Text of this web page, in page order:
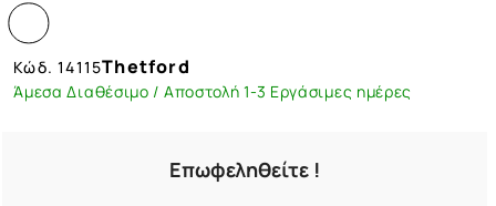
Κώδ.14115Thetford
Άμεσα Διαθέσιμο / Αποστολή 1-3 Εργάσιμες ημέρες
Επωφεληθείτε !